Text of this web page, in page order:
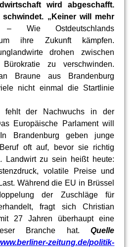
wird abgeschafft.
schwindet. „Keiner will mehr
– Wie Ostdeutschlands
ihre Zukunft kämpfen.
drohen zwischen
zu verschwinden.
Braune aus Brandenburg
nicht einmal die Startlinie
fehlt der Nachwuchs in der
Europäische Parlament will
Brandenburg geben junge
oft auf, bevor sie richtig
Landwirt zu sein heißt heute:
volatile Preise und
Während die EU in Brüssel
der Zuschläge für
fragt sich Christian
27 Jahren überhaupt eine
Branche hat.Quelle
zeitung.de/politik-